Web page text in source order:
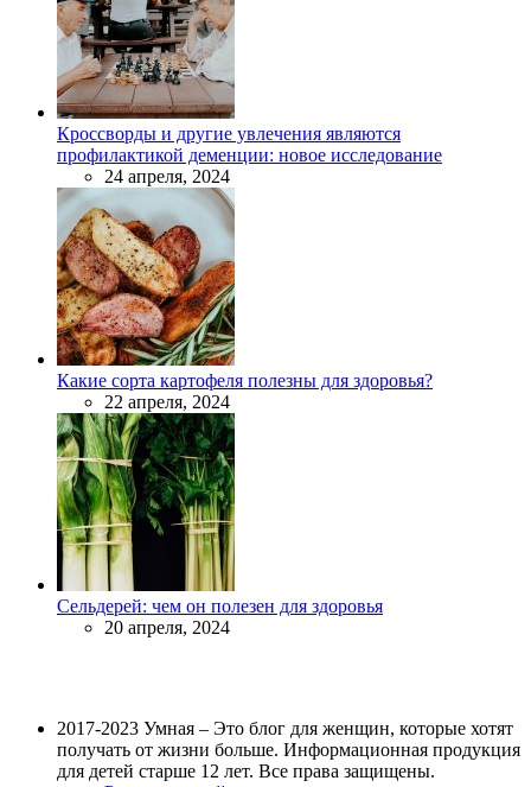
Кроссворды и другие увлечения являются
профилактикой деменции: новое исследование
24 апреля, 2024
Какие сорта картофеля полезны для здоровья?
22 апреля, 2024
Сельдерей: чем он полезен для здоровья
20 апреля, 2024
2017-2023 Умная – Это блог для женщин, которые хотят
получать от жизни больше. Информационная продукция
для детей старше 12 лет. Все права защищены.